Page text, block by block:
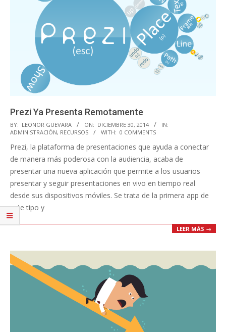
Prezi Ya Presenta Remotamente
2014-
12-
30
BY: LEONOR GUEVARA ON: DICIEMBRE 30, 2014
IN:
ADMINISTRACIÓN, RECURSOS WITH: 0 COMMENTS
Prezi, la plataforma de presentaciones que ayuda a conectar
de manera más poderosa con la audiencia, acaba de
presentar una nueva aplicación que permite a los usuarios
presentar y seguir presentaciones en vivo en tiempo real
desde sus dispositivos móviles. Se trata de la primera app de
este tipo y
LEER MÁS →